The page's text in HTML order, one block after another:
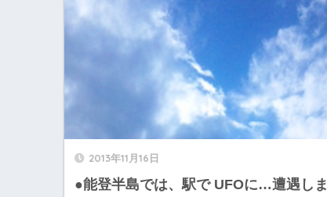
2013年11月16日
●能登半島では、駅で UFOに…遭遇しま